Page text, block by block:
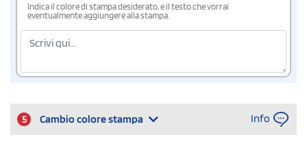
Indica il colore di stampa desiderato, e il testo che vorrai
eventualmente aggiungere alla stampa.
5 Cambio colore stampa Info